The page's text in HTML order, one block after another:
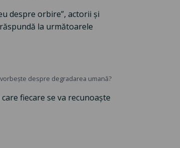
despre orbire”, actorii și
la următoarele
despre degradarea umană?
fiecare se va recunoaște